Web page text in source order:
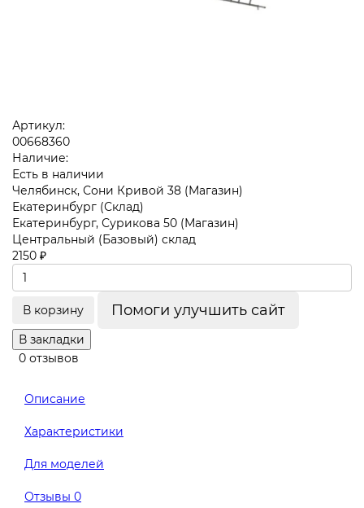
Артикул:
00668360
Наличие:
Есть в наличии
Челябинск, Сони Кривой 38 (Магазин)
Екатеринбург (Склад)
Екатеринбург, Сурикова 50 (Магазин)
Центральный (Базовый) склад
2150 ₽
В корзину Помоги улучшить сайт
В закладки
0 отзывов
Описание
Характеристики
Для моделей
Отзывы 0